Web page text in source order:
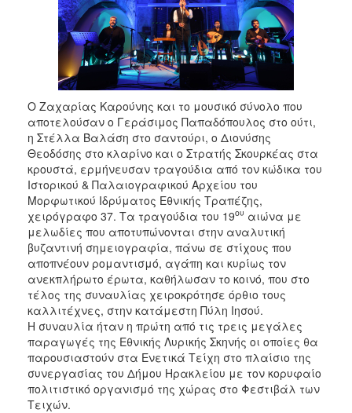
Ο Ζαχαρίας Καρούνης και το μoυσικό σύνολο που
αποτελούσαν ο Γεράσιμος Παπαδόπουλος στο ούτι,
η Στέλλα Βαλάση στο σαντούρι, ο Διονύσης
Θεοδόσης στο κλαρίνο και ο Στρατής Σκουρκέας στα
κρουστά, ερμήνευσαν τραγούδια από τον κώδικα του
Ιστορικού & Παλαιογραφικού Αρχείου του
Μορφωτικού Ιδρύματος Εθνικής Τραπέζης,
χειρόγραφο 37. Τα τραγούδια του 19ου αιώνα με
μελωδίες που αποτυπώνονται στην αναλυτική
βυζαντινή σημειογραφία, πάνω σε στίχους που
αποπνέουν ρομαντισμό, αγάπη και κυρίως τον
ανεκπλήρωτο έρωτα, καθήλωσαν το κοινό, που στο
τέλος της συναυλίας χειροκρότησε όρθιο τους
καλλιτέχνες, στην κατάμεστη Πύλη Ιησού.
Η συναυλία ήταν η πρώτη από τις τρεις μεγάλες
παραγωγές της Εθνικής Λυρικής Σκηνής οι οποίες θα
παρουσιαστούν στα Ενετικά Τείχη στο πλαίσιο της
συνεργασίας του Δήμου Ηρακλείου με τον κορυφαίο
πολιτιστικό οργανισμό της χώρας στο Φεστιβάλ των
Τειχών.